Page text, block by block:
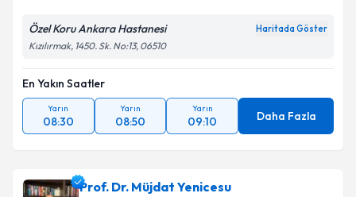
Özel Koru Ankara Hastanesi Haritada Göster
Kızılırmak, 1450. Sk. No:13, 06510
En Yakın Saatler
Yarın
08:30
Yarın
08:50
Yarın
09:10 Daha Fazla
Prof. Dr. Müjdat Yenicesu